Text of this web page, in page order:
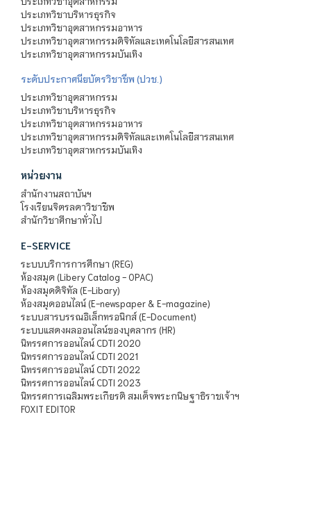
ประเภทวิชาบริหารธุรกิจ
ประเภทวิชาอุตสาหกรรมอาหาร
ประเภทวิชาอุตสาหกรรมดิจิทัลและเทคโนโลยีสารสนเทศ
ประเภทวิชาอุตสาหกรรมบันเทิง
ระดับประกาศนียบัตรวิชาชีพ (ปวช.)
ประเภทวิชาอุตสาหกรรม
ประเภทวิชาบริหารธุรกิจ
ประเภทวิชาอุตสาหกรรมอาหาร
ประเภทวิชาอุตสาหกรรมดิจิทัลและเทคโนโลยีสารสนเทศ
ประเภทวิชาอุตสาหกรรมบันเทิง
หน่วยงาน
สำนักงานสถาบันฯ
โรงเรียนจิตรลดาวิชาชีพ
สำนักวิชาศึกษาทั่วไป
E-SERVICE
ระบบบริการการศึกษา (REG)
ห้องสมุด (Libery Catalog - OPAC)
ห้องสมุดดิจิทัล (E-Libary)
ห้องสมุดออนไลน์ (E-newspaper & E-magazine)
ระบบสารบรรณอิเล็กทรอนิกส์ (E-Document)
ระบบแสดงผลออนไลน์ของบุคลากร (HR)
นิทรรศการออนไลน์ CDTI 2020
นิทรรศการออนไลน์ CDTI 2021
นิทรรศการออนไลน์ CDTI 2022
นิทรรศการออนไลน์ CDTI 2023
นิทรรศการเฉลิมพระเกียรติ สมเด็จพระกนิษฐาธิราชเจ้าฯ
FOXIT EDITOR